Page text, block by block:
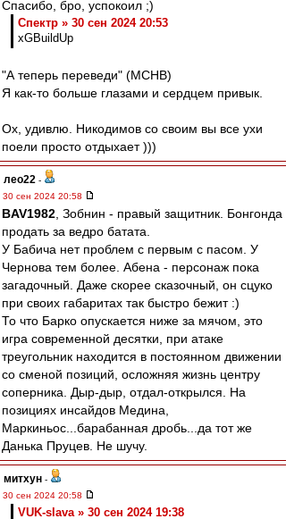
Спасибо, бро, успокоил ;)
Спектр » 30 сен 2024 20:53
xGBuildUp
"А теперь переведи" (МСНВ)
Я как-то больше глазами и сердцем привык.
Ох, удивлю. Никодимов со своим вы все ухи
поели просто отдыхает )))
лео22 -
30 сен 2024 20:58
BAV1982 , Зобнин - правый защитник. Бонгонда
продать за ведро батата.
У Бабича нет проблем с первым с пасом. У
Чернова тем более. Абена - персонаж пока
загадочный. Даже скорее сказочный, он сцуко
при своих габаритах так быстро бежит :)
То что Барко опускается ниже за мячом, это
игра современной десятки, при атаке
треугольник находится в постоянном движении
со сменой позиций, осложняя жизнь центру
соперника. Дыр-дыр, отдал-открылся. На
позициях инсайдов Медина,
Маркиньос...барабанная дробь...да тот же
Данька Пруцев. Не шучу.
митхун -
30 сен 2024 20:58
VUK-slava » 30 сен 2024 19:38